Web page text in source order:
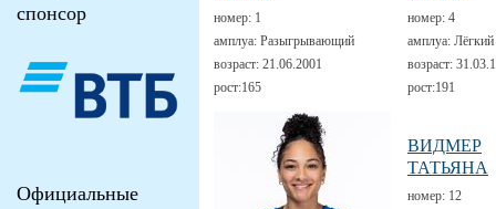
номер: 1
амплуа: Разыгрывающий
возраст: 21.06.2001
рост:165
номер: 4
амплуа:
возраст:
рост:191
ВИДМЕР
ТАТЬЯНА
номер: 12
спонсор
Официальные